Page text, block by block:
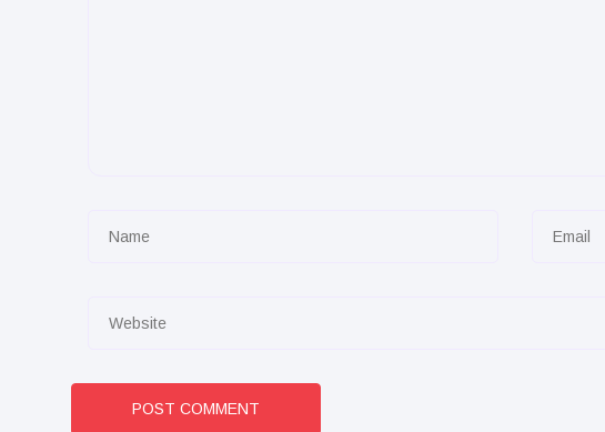
POST COMMENT